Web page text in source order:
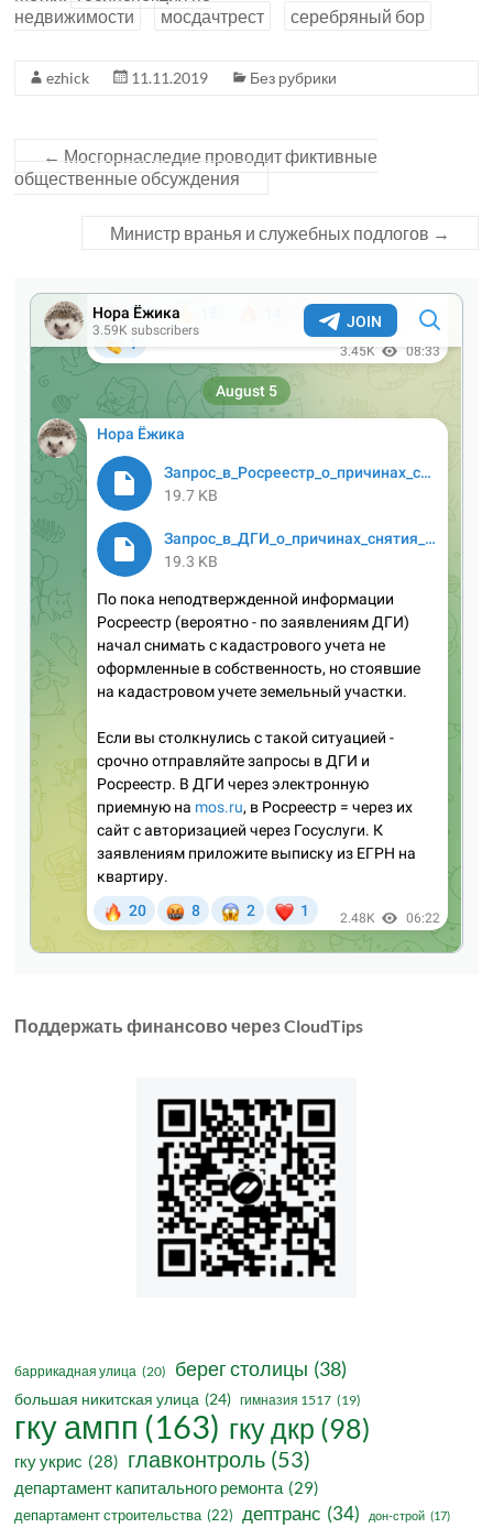
недвижимости
мосдачтрест серебряный бор
ezhick 11.11.2019 Без рубрики
← Мосгорнаследие проводит фиктивные
общественные обсуждения
Министр вранья и служебных подлогов →
Поддержать финансово через CloudTips
баррикадная улица (20) берег столицы (38)
большая никитская улица (24) гимназия 1517 (19)
гку ампп (163) гку дкр (98)
гку укрис (28) главконтроль (53)
департамент капитального ремонта (29)
департамент строительства (22) дептранс (34) дон-строй (17)